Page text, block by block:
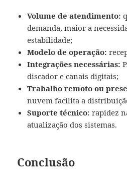
Volume de atendimento:
demanda, maior a
estabilidade;
Modelo de operação:
Integrações necessárias:
discador e canais digitais;
Trabalho remoto ou
nuvem facilita a
Suporte técnico: rapidez
atualização dos sistemas.
Conclusão